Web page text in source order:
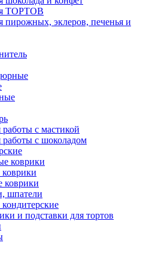
ТОРТОВ
пирожных, эклеров, печенья и
с мастикой
с шоколадом
коврики
коврики
шпатели
и подставки для тортов